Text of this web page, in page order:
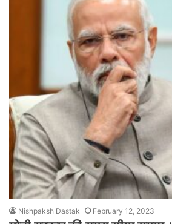
Nishpaksh Dastak February 12, 2023